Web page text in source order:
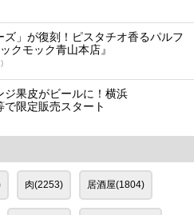
」が復刻！ピスタチオ香るパルフ
クモック青山本店』
ジ果皮がビールに！横浜
で限定販売スタート
肉(2253) 居酒屋(1804)